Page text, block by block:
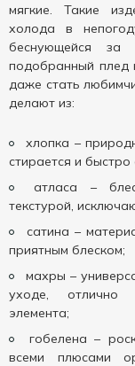
мягкие. Такие
холода в
беснующейся
подобранный плед
даже стать
делают из:
хлопка –
стирается и быстро
атласа –
текстурой,
сатина –
приятным блеском;
махры –
уходе, отлично
элемента;
гобелена –
всеми плюсами